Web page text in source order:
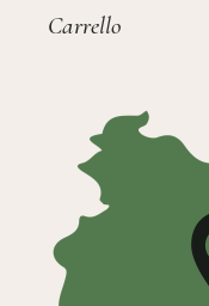
Carrello